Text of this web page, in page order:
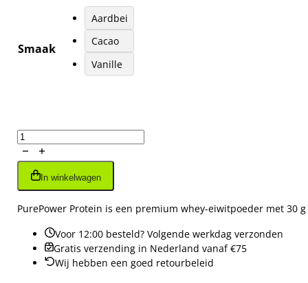
Smaak
Aardbei
Cacao
Vanille
Protein
400
aantalIn winkelwagen
PurePower Protein is een premium whey-eiwitpoeder met
Voor 12:00 besteld? Volgende werkdag verzonden
Gratis verzending in Nederland vanaf €75
Wij hebben een goed retourbeleid